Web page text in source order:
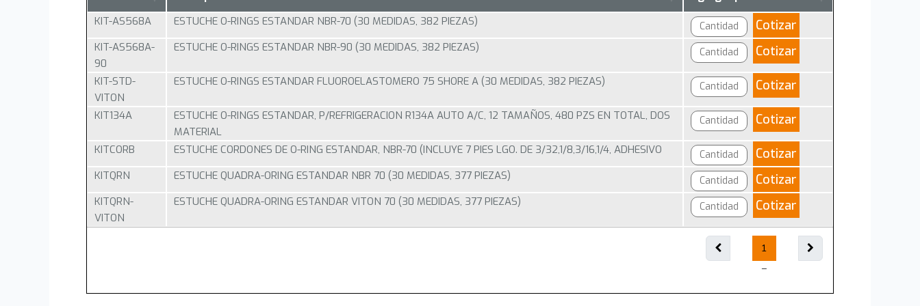
KIT-AS568A
ESTUCHE O-RINGS ESTANDAR NBR-70 (30 MEDIDAS, 382 PIEZAS) Cotizar
KIT-AS568A-
90
ESTUCHE O-RINGS ESTANDAR NBR-90 (30 MEDIDAS, 382 PIEZAS) Cotizar
KIT-STD-
VITON
ESTUCHE O-RINGS ESTANDAR FLUOROELASTOMERO 75 SHORE A (30 MEDIDAS, 382 PIEZAS) Cotizar
KIT134A
ESTUCHE O-RINGS ESTANDAR, P/REFRIGERACION R134A AUTO A/C, 12 TAMAÑOS, 480 PZS EN TOTAL, DOS
MATERIAL
Cotizar
KITCORB ESTUCHE CORDONES DE O-RING ESTANDAR, NBR-70 (INCLUYE 7 PIES LGO. DE 3/32,1/8,3/16,1/4, ADHESIVO Cotizar
KITQRN ESTUCHE QUADRA-ORING ESTANDAR NBR 70 (30 MEDIDAS, 377 PIEZAS) Cotizar
KITQRN-
VITON
ESTUCHE QUADRA-ORING ESTANDAR VITON 70 (30 MEDIDAS, 377 PIEZAS) Cotizar
1